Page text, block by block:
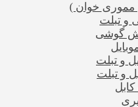
مموری خوان )
و تبلت
گوشی
و تبلت
و تبلت